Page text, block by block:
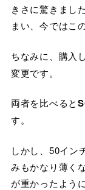
きさに驚きまし
まい、今ではこ
ちなみに、購入
変更です。
両者を比べると
す。
しかし、50イン
みもかなり薄く
が重かったよう